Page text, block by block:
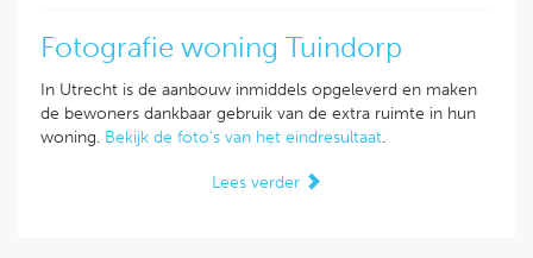
Fotografie woning Tuindorp
In Utrecht is de aanbouw inmiddels opgeleverd en maken
de bewoners dankbaar gebruik van de extra ruimte in hun
woning. Bekijk de foto's van het eindresultaat.
Lees verder